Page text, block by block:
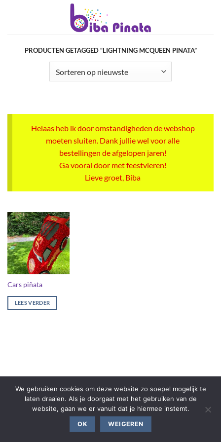
PRODUCTEN GETAGGED “LIGHTNING MCQUEEN PINATA”
Helaas heb ik door omstandigheden de webshop
moeten sluiten. Dank jullie wel voor alle
bestellingen de afgelopen jaren!
Ga vooral door met feestvieren!
Lieve groet, Biba
Cars piñata
LEES VERDER
We gebruiken cookies om deze website zo soepel mogelijk te
laten draaien. Als je doorgaat met het gebruiken van de
website, gaan we er vanuit dat je hiermee instemt.
OK WEIGEREN